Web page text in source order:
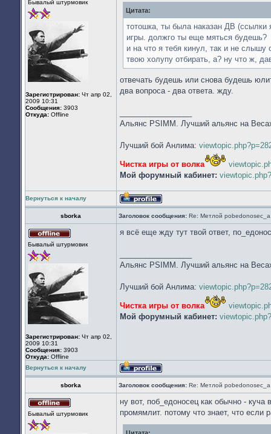
в
Бывалый штурмовик
Зарегистрирован: Чт апр 02,
2009 10:31
Сообщения: 3903
Откуда: Offline
Цитата:
тотошка, ты была наказан ДВ
игры. должго ты еще мяться будешь?
и на что я тебя кинул, так и не
твою холупу отбирать, а? ну что ж,
отвечать будешь или снова будешь
два вопроса - два ответа. жду.
Альянс PSIMM. Лучший альянс на
Лучший бой Анлима:
Чистка игры от волка
Мой форумный кабинет:
Вернуться к началу
Профиль
sborka
Заголовок сообщения: Re: Метлой pobedonosec_а
в
Бывалый штурмовик
Зарегистрирован: Чт апр 02,
2009 10:31
Сообщения: 3903
Откуда: Offline
я всё еще жду тут твой ответ,
Альянс PSIMM. Лучший альянс на
Лучший бой Анлима:
Чистка игры от волка
Мой форумный кабинет:
Вернуться к началу
Профиль
sborka
Заголовок сообщения: Re: Метлой pobedonosec_а
в
Бывалый штурмовик
ну вот, поб_едоносец как обычно - куча
промямлит. потому что знает, что если